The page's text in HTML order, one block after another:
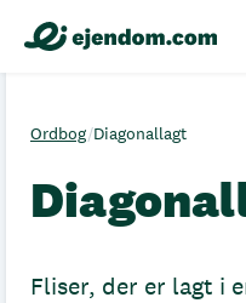
Ordbog/Diagonallagt
Fliser, der er lagt i